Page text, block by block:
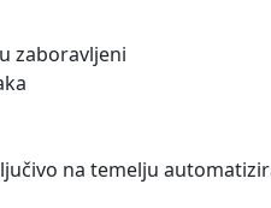
zaboravljeni
na temelju